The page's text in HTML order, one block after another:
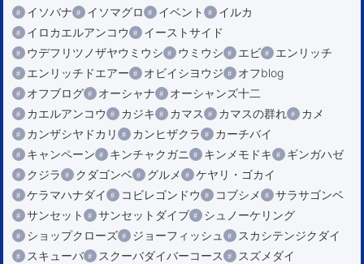
イソバナ
イソマグロ イベント
イルカ
イロカエルアンコウ
イーストサイド
ウデフリツノザヤウミウシ
ウミウシ エビ
エンリッチ
エンリッチドエアー
オビイシヨウジ
オフblog
オフブログ
オーシャナ
オーシャンズ十二
カエルアンコウ
カジキ カマス カマスの群れ
カメ
カンザシヤドカリ
カンヒザクラ
カーチバイ
キャンペーン
キンチャクガニ キンメモドキ
ギンガハゼ
クジラ
クダゴンベ グルメ
ケヤリ・ゴカイ
ケラマハナダイ
コビレゴンドウ コブシメ
サラサゴンベ
サンセット
サンセットダイブ
シュノーケリング
ショップクローズ
ジョーフィッシュ
スカシテンジクダイ
スキューバ
スクーバダイバーコース
スズメダイ